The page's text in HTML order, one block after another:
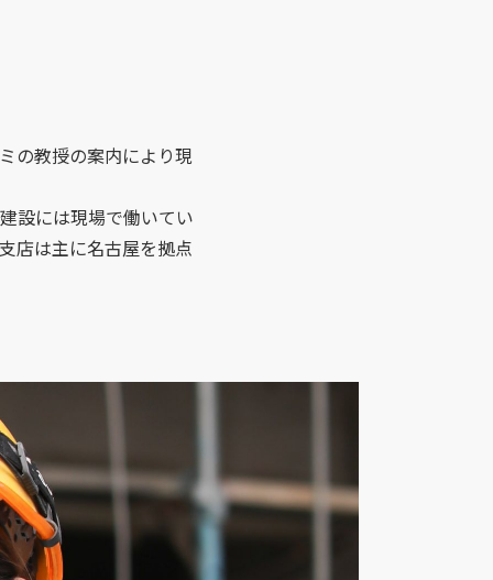
の教授の案内により現
設には現場で働いてい
店は主に名古屋を拠点